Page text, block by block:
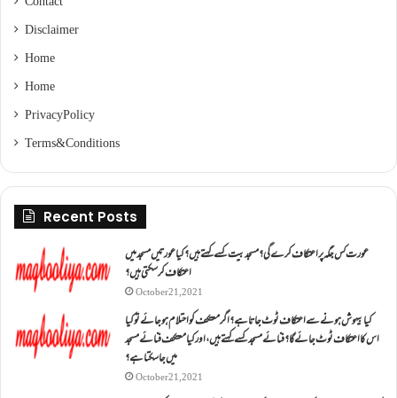
Disclaimer
Home
Home
Privacy Policy
Terms & Conditions
Recent Posts
عورت کس جگہ پر اعتکاف کرے گی؟مسجد بیت کسے کہتے ہیں؟کیا عورتیں مسجد میں
اعتکاف کر سکتی ہیں؟
October 21, 2021
کیا بیہوش ہونے سے اعتکاف ٹوٹ جاتا ہے؟ اگر معتکف کو احتلام ہو جائے تو کیا
اس کا اعتکاف ٹوٹ جائے گا؟فنائے مسجد کسے کہتے ہیں ، اور کیا معتکف فنائے مسجد
میں جا سکتا ہے؟
October 21, 2021